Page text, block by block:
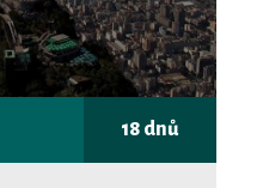
18 dnů